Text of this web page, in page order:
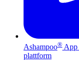
Ashampoo® App
plattform